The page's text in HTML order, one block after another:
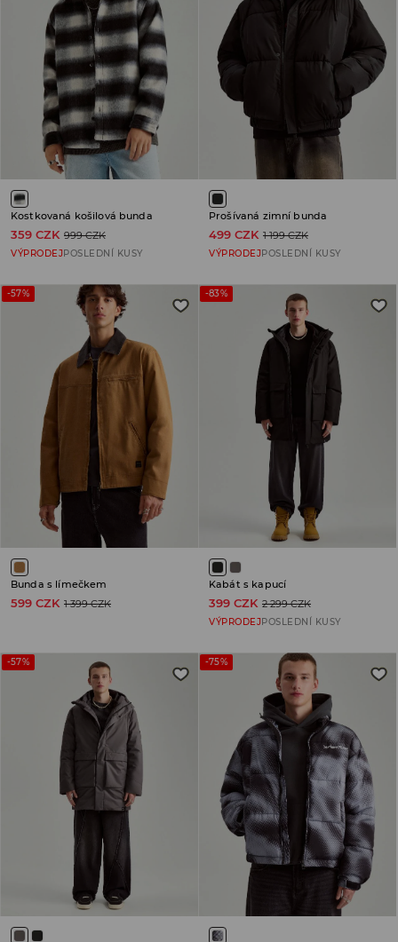
Kostkovaná košilová bunda
359 CZK 999 CZK
VÝPRODEJ POSLEDNÍ KUSY
Prošívaná zimní bunda
499 CZK 1 199 CZK
VÝPRODEJ POSLEDNÍ KUSY
-57%
Bunda s límečkem
599 CZK 1 399 CZK
-83%
Kabát s kapucí
399 CZK 2 299 CZK
VÝPRODEJPOSLEDNÍ KUSY
-57% -75%